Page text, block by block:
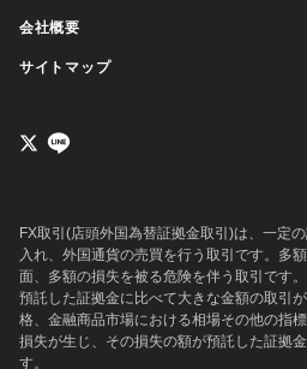
会社概要
サイトマップ
FX取引(店頭外国為替証拠金取引)は、一定
入れ、外国通貨の売買を行う取引です。多
面、多額の損失を被る危険を伴う取引です。
預託した証拠金に比べて大きな金額の取引
格、金融商品市場における相場その他の指
損失が生じ、その損失の額が預託した証拠
す。